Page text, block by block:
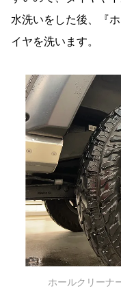
水洗いをした後、『
イヤを洗います。
ホールクリーナ